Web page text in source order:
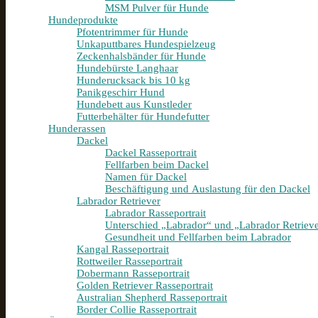
MSM Pulver für Hunde
Hundeprodukte
Pfotentrimmer für Hunde
Unkaputtbares Hundespielzeug
Zeckenhalsbänder für Hunde
Hundebürste Langhaar
Hunderucksack bis 10 kg
Panikgeschirr Hund
Hundebett aus Kunstleder
Futterbehälter für Hundefutter
Hunderassen
Dackel
Dackel Rasseportrait
Fellfarben beim Dackel
Namen für Dackel
Beschäftigung und Auslastung für den Dackel
Labrador Retriever
Labrador Rasseportrait
Unterschied „Labrador“ und „Labrador
Gesundheit und Fellfarben beim Labrador
Kangal Rasseportrait
Rottweiler Rasseportrait
Dobermann Rasseportrait
Golden Retriever Rasseportrait
Australian Shepherd Rasseportrait
Border Collie Rasseportrait